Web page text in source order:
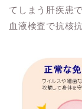
てしまう肝疾患で
血液検査で抗核